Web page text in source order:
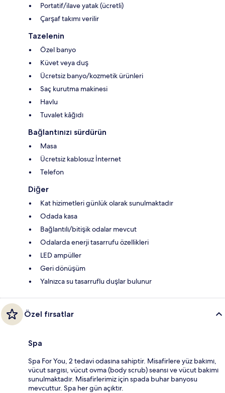
Portatif/ilave yatak (ücretli)
Çarşaf takımı verilir
Tazelenin
Özel banyo
Küvet veya duş
Ücretsiz banyo/kozmetik ürünleri
Saç kurutma makinesi
Havlu
Tuvalet kâğıdı
Bağlantınızı sürdürün
Masa
Ücretsiz kablosuz İnternet
Telefon
Diğer
Kat hizimetleri günlük olarak sunulmaktadır
Odada kasa
Bağlantılı/bitişik odalar mevcut
Odalarda enerji tasarrufu özellikleri
LED ampüller
Geri dönüşüm
Yalnızca su tasarruflu duşlar bulunur
Özel fırsatlar
Spa
Spa For You, 2 tedavi odasına sahiptir. Misafirlere yüz bakımı,
vücut sargısı, vücut ovma (body scrub) seansı ve vücut bakımı
sunulmaktadır. Misafirlerimiz için spada buhar banyosu
mevcuttur. Spa her gün açıktır.